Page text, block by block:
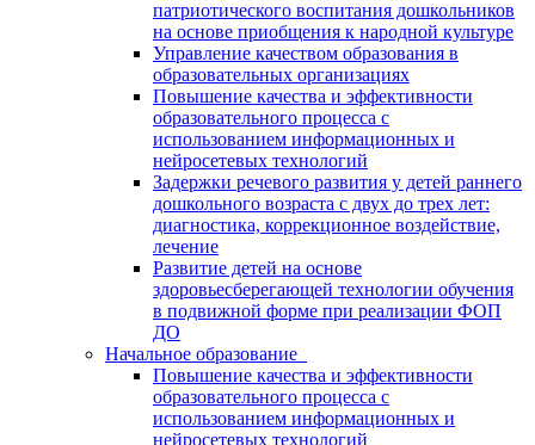
патриотического воспитания дошкольников
на основе приобщения к народной культуре
Управление качеством образования в
образовательных организациях
Повышение качества и эффективности
образовательного процесса с
использованием информационных и
нейросетевых технологий
Задержки речевого развития у детей раннего
дошкольного возраста с двух до трех лет:
диагностика, коррекционное воздействие,
лечение
Развитие детей на основе
здоровьесберегающей технологии обучения
в подвижной форме при реализации ФОП
ДО
Начальное образование
Повышение качества и эффективности
образовательного процесса с
использованием информационных и
нейросетевых технологий